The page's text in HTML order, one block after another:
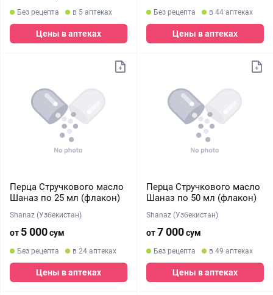
Без рецепта в 5 аптеках
Цены в аптеках
Без рецепта в 44 аптеках
Цены в аптеках
Перца Стручкового масло
Шаназ по 25 мл (флакон)
Shanaz (Узбекистан)
от 5 000сум
Без рецепта в 24 аптеках
Цены в аптеках
Перца Стручкового масло
Шаназ по 50 мл (флакон)
Shanaz (Узбекистан)
от7 000сум
Без рецепта в 49 аптеках
Цены в аптеках